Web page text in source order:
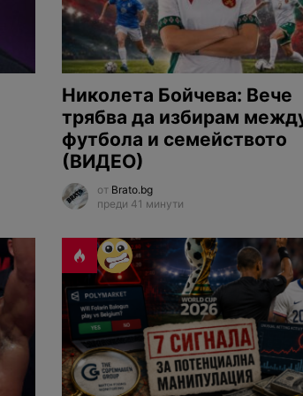
Николета Бойчева: Вече
трябва да избирам
футбола и семейството
(ВИДЕО)
от Brato.bg
преди 41 минути